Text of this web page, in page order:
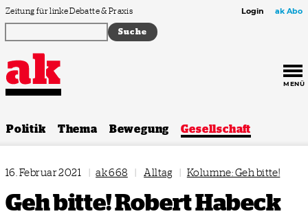
Zum Inhalt springen
Zeitung für linke Debatte & Praxis Login ak Abo
MENÜ
Politik Thema Bewegung Gesellschaft
16. Februar 2021 | ak 668 | Alltag | Kolumne: Geh bitte!
Geh bitte! Robert Habeck